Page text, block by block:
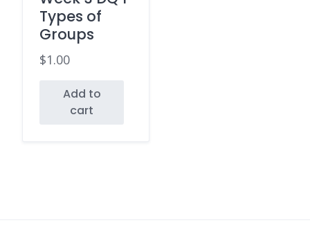
Types of
Groups
$1.00
Add to
cart